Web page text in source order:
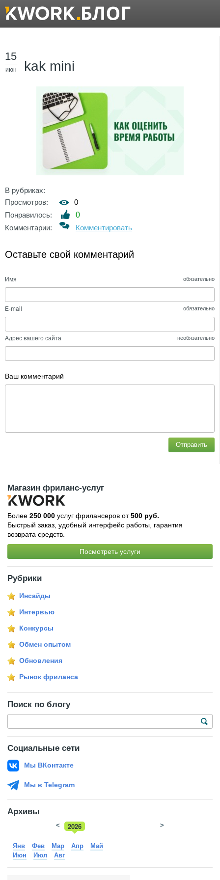
15
июн kak mini
В рубриках:
Просмотров:
0
Понравилось:
0
Комментарии:
Комментировать
Оставьте свой комментарий
Имя обязательно
E-mail обязательно
Адрес вашего сайта необязательно
Ваш комментарий
Отправить
Магазин фриланс-услуг
Более 250 000 услуг фрилансеров от500 руб.
Быстрый заказ, удобный интерфейс работы, гарантия
возврата средств.
Посмотреть услуги
Рубрики
Инсайды
Интервью
Конкурсы
Обмен опытом
Обновления
Рынок фриланса
Поиск по блогу
Социальные сети
Мы ВКонтакте
Мы в Telegram
Архивы
2026
2025
< >
Янв Фев Мар Апр
Май
Июн
Июл Авг